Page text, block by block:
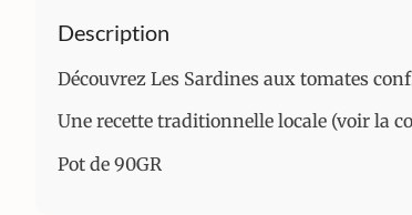
Description
Découvrez Les Sardines aux tomates
Une recette traditionnelle locale (voir la
Pot de 90GR